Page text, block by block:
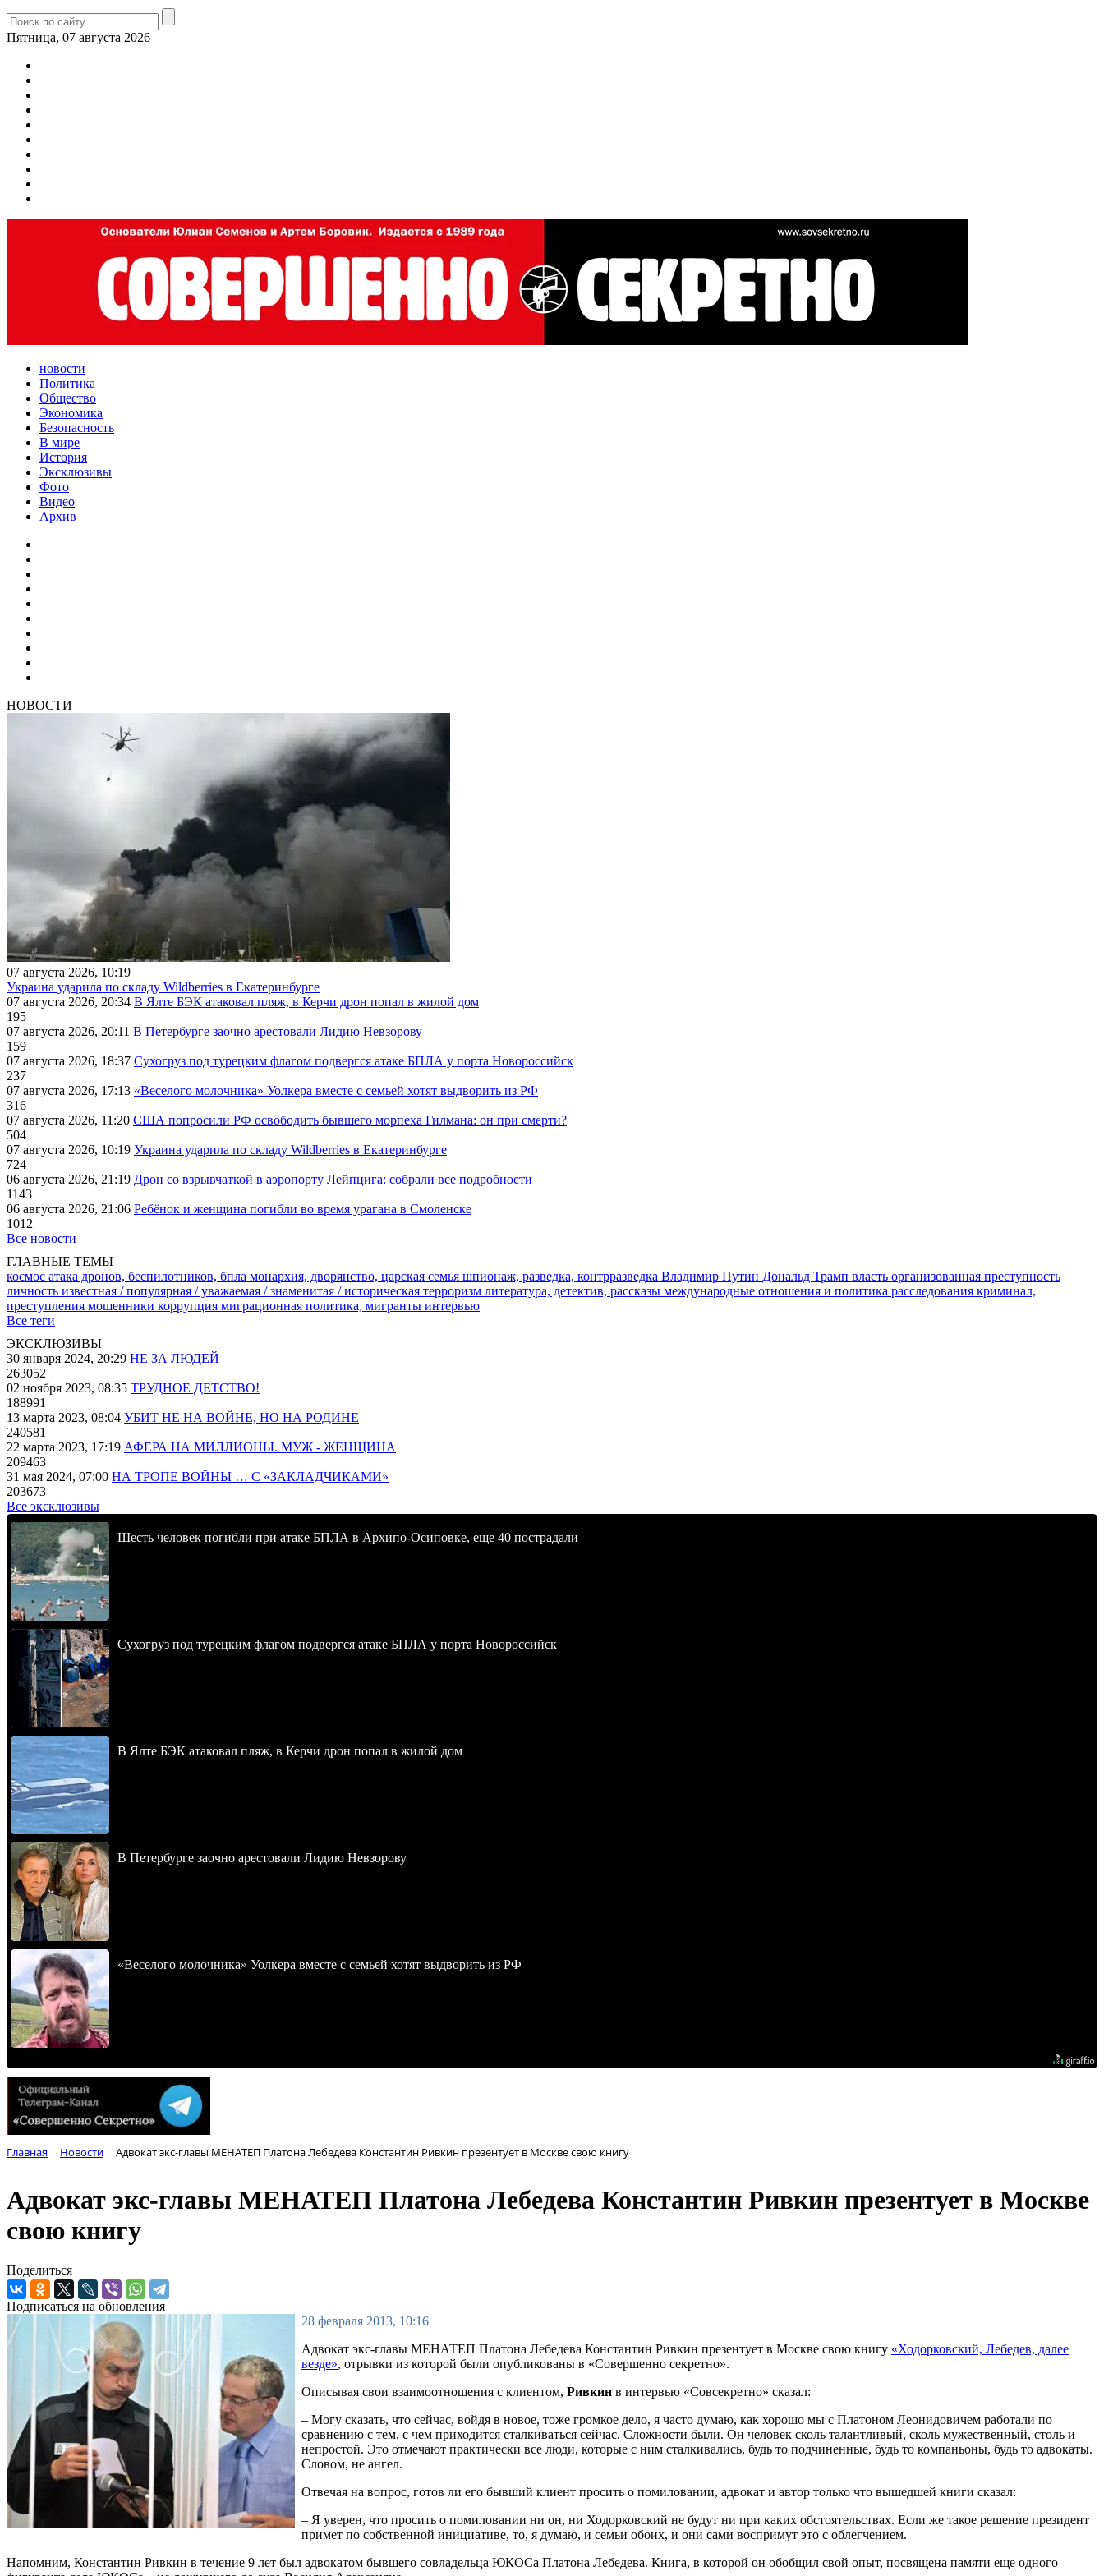
Пятница, 07 августа 2026
новости
Политика
Общество
Экономика
Безопасность
В мире
История
Эксклюзивы
Фото
Видео
Архив
НОВОСТИ
07 августа 2026, 10:19
Украина ударила по складу Wildberries в Екатеринбурге
07 августа 2026, 20:34 В Ялте БЭК атаковал пляж, в Керчи дрон попал в жилой дом
195
07 августа 2026, 20:11 В Петербурге заочно арестовали Лидию Невзорову
159
07 августа 2026, 18:37 Сухогруз под турецким флагом подвергся атаке БПЛА у порта Новороссийск
237
07 августа 2026, 17:13 «Веселого молочника» Уолкера вместе с семьей хотят выдворить из РФ
316
07 августа 2026, 11:20 США попросили РФ освободить бывшего морпеха Гилмана: он при смерти?
504
07 августа 2026, 10:19 Украина ударила по складу Wildberries в Екатеринбурге
724
06 августа 2026, 21:19 Дрон со взрывчаткой в аэропорту Лейпцига: собрали все подробности
1143
06 августа 2026, 21:06 Ребёнок и женщина погибли во время урагана в Смоленске
1012
Все новости
ГЛАВНЫЕ ТЕМЫ
космос атака дронов, беспилотников, бпла монархия, дворянство, царская семья шпионаж, разведка, контрразведка Владимир Путин Дональд Трамп власть организованная преступность
личность известная / популярная / уважаемая / знаменитая / историческая терроризм литература, детектив, рассказы международные отношения и политика расследования криминал,
преступления мошенники коррупция миграционная политика, мигранты интервью
Все теги
ЭКСКЛЮЗИВЫ
30 января 2024, 20:29 НЕ ЗА ЛЮДЕЙ
263052
02 ноября 2023, 08:35 ТРУДНОЕ ДЕТСТВО!
188991
13 марта 2023, 08:04 УБИТ НЕ НА ВОЙНЕ, НО НА РОДИНЕ
240581
22 марта 2023, 17:19 АФЕРА НА МИЛЛИОНЫ. МУЖ - ЖЕНЩИНА
209463
31 мая 2024, 07:00 НА ТРОПЕ ВОЙНЫ … С «ЗАКЛАДЧИКАМИ»
203673
Все эксклюзивы
Шесть человек погибли при атаке БПЛА в Архипо-Осиповке, еще 40 пострадали
Сухогруз под турецким флагом подвергся атаке БПЛА у порта Новороссийск
В Ялте БЭК атаковал пляж, в Керчи дрон попал в жилой дом
В Петербурге заочно арестовали Лидию Невзорову
«Веселого молочника» Уолкера вместе с семьей хотят выдворить из РФ
Главная Новости Адвокат экс-главы МЕНАТЕП Платона Лебедева Константин Ривкин презентует в Москве свою книгу
Адвокат экс-главы МЕНАТЕП Платона Лебедева Константин Ривкин презентует в Москве
свою книгу
Поделиться
Подписаться на обновления
28 февраля 2013, 10:16
Адвокат экс-главы МЕНАТЕП Платона Лебедева Константин Ривкин презентует в Москве свою книгу «Ходорковский, Лебедев, далее
везде», отрывки из которой были опубликованы в «Совершенно секретно».
Описывая свои взаимоотношения с клиентом, Ривкин в интервью «Совсекретно» сказал:
– Могу сказать, что сейчас, войдя в новое, тоже громкое дело, я часто думаю, как хорошо мы с Платоном Леонидовичем работали по
сравнению с тем, с чем приходится сталкиваться сейчас. Сложности были. Он человек сколь талантливый, сколь мужественный, столь и
непростой. Это отмечают практически все люди, которые с ним сталкивались, будь то подчиненные, будь то компаньоны, будь то адвокаты.
Словом, не ангел.
Отвечая на вопрос, готов ли его бывший клиент просить о помиловании, адвокат и автор только что вышедшей книги сказал:
– Я уверен, что просить о помиловании ни он, ни Ходорковский не будут ни при каких обстоятельствах. Если же такое решение президент
примет по собственной инициативе, то, я думаю, и семьи обоих, и они сами воспримут это с облегчением.
Напомним, Константин Ривкин в течение 9 лет был адвокатом бывшего совладельца ЮКОСа Платона Лебедева. Книга, в которой он обобщил свой опыт, посвящена памяти еще одного